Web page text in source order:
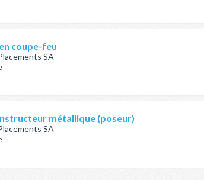
coupe-feu
SA
métallique (poseur)
SA